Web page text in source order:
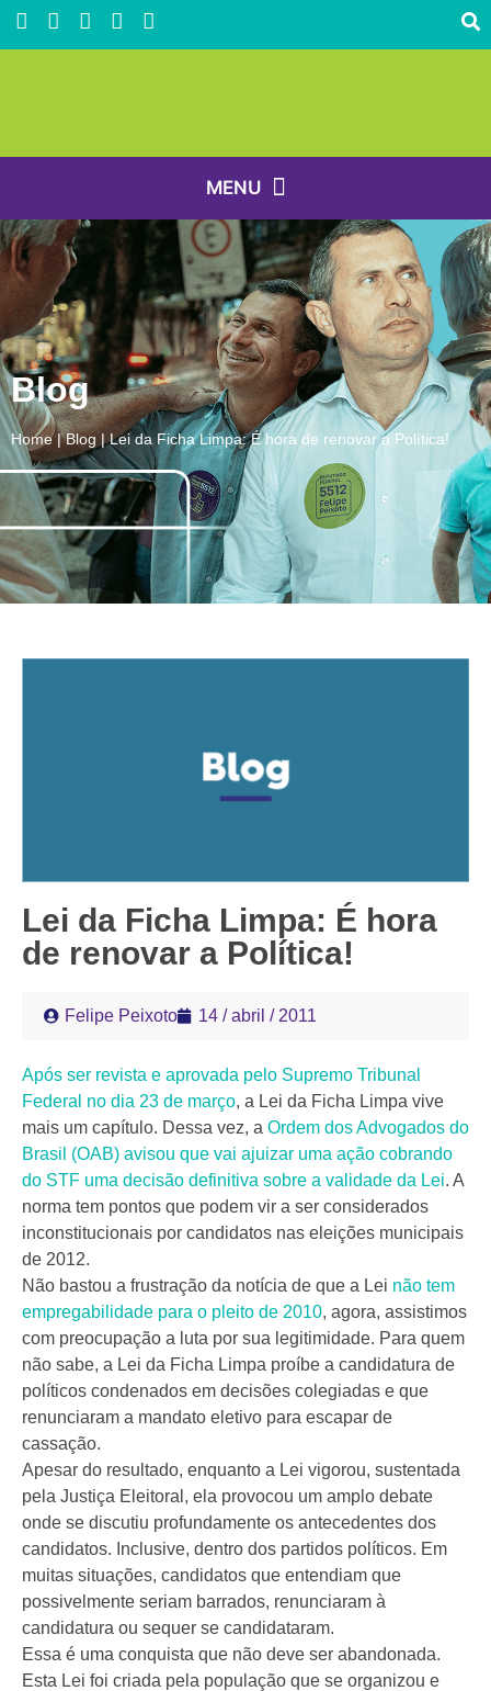
Blog
Home|Blog|Lei da Ficha Limpa: É hora de renovar a Política!
Lei da Ficha Limpa: É hora
de renovar a Política!
Felipe Peixoto 14 / abril / 2011
Após ser revista e aprovada pelo Supremo Tribunal
Federal no dia 23 de março, a Lei da Ficha Limpa vive
mais um capítulo. Dessa vez, a Ordem dos Advogados do
Brasil (OAB) avisou que vai ajuizar uma ação cobrando
do STF uma decisão definitiva sobre a validade da Lei. A
norma tem pontos que podem vir a ser considerados
inconstitucionais por candidatos nas eleições municipais
de 2012.
Não bastou a frustração da notícia de que a Lei não tem
empregabilidade para o pleito de 2010, agora, assistimos
com preocupação a luta por sua legitimidade. Para quem
não sabe, a Lei da Ficha Limpa proíbe a candidatura de
políticos condenados em decisões colegiadas e que
renunciaram a mandato eletivo para escapar de
cassação.
Apesar do resultado, enquanto a Lei vigorou, sustentada
pela Justiça Eleitoral, ela provocou um amplo debate
onde se discutiu profundamente os antecedentes dos
candidatos. Inclusive, dentro dos partidos políticos. Em
muitas situações, candidatos que entendiam que
possivelmente seriam barrados, renunciaram à
candidatura ou sequer se candidataram.
Essa é uma conquista que não deve ser abandonada.
Esta Lei foi criada pela população que se organizou e